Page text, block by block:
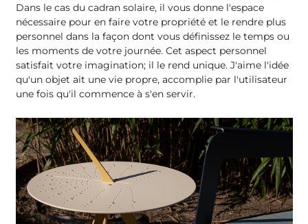
Dans le cas du cadran solaire, il vous donne l'espace
nécessaire pour en faire votre propriété et le rendre plus
personnel dans la façon dont vous définissez le temps ou
les moments de votre journée. Cet aspect personnel
satisfait votre imagination; il le rend unique. J'aime l'idée
qu'un objet ait une vie propre, accomplie par l'utilisateur
une fois qu'il commence à s'en servir.